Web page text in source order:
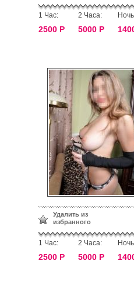
1 Час:
2500 Р
2 Часа:
5000 Р
Удалить из
избранного
1 Час:
2500 Р
2 Часа:
5000 Р